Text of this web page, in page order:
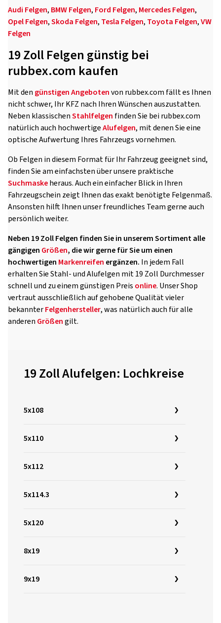
Audi Felgen, BMW Felgen, Ford Felgen, Mercedes Felgen,
Opel Felgen,Skoda Felgen, Tesla Felgen, Toyota Felgen,VW
Felgen
19 Zoll Felgen günstig bei
rubbex.com kaufen
Mit den günstigen Angebotenvon rubbex.com fällt es Ihnen
nicht schwer, Ihr KFZ nach Ihren Wünschen auszustatten.
Neben klassischenStahlfelgen finden Sie bei rubbex.com
natürlich auch hochwertigeAlufelgen, mit denen Sie eine
optische Aufwertung Ihres Fahrzeugs vornehmen.
Ob Felgen in diesem Format für Ihr Fahrzeug geeignet sind,
finden Sie am einfachsten über unsere praktische
Suchmaskeheraus. Auch ein einfacher Blick in Ihren
Fahrzeugschein zeigt Ihnen das exakt benötigte Felgenmaß.
Ansonsten hilft Ihnen unser freundliches Team gerne auch
persönlich weiter.
Neben 19 Zoll Felgen finden Sie in unserem Sortiment alle
gängigen Größen, die wir gerne für Sie um einen
hochwertigen Markenreifen ergänzen. In jedem Fall
erhalten Sie Stahl- und Alufelgen mit 19 Zoll Durchmesser
schnell und zu einem günstigen Preis online. Unser Shop
vertraut ausschließlich auf gehobene Qualität vieler
bekannterFelgenhersteller, was natürlich auch für alle
anderen Größengilt.
19 Zoll Alufelgen: Lochkreise
5x108
5x110
5x112
5x114.3
5x120
8x19
9x19